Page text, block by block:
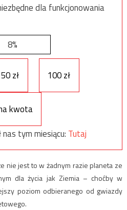
dla funkcjonowania
8%
50 zł 100 zł
kwota
tym miesiącu: Tutaj
nie jest to w żadnym razie planeta ze
dla życia jak Ziemia – choćby w
poziom odbieranego od gwiazdy